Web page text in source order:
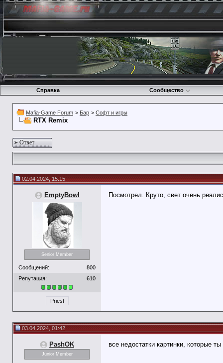
Справка Сообщество
Mafia-Game Forum > Бар > Софт и игры
RTX Remix
Ответ
02.04.2024, 15:15
EmptyBowl
Senior Member
Сообщений:
800
Репутация:
610
Priest
Посмотрел. Круто, свет очень
03.04.2024, 01:42
PashOK
Junior Member
все недостатки картинки, которые